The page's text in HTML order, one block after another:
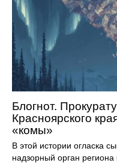
Блогнот.
Красноярского
«комы»
В этой истории огласка
надзорный орган